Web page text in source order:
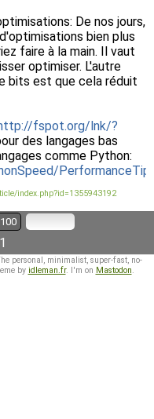
De nos jours,
bien plus
faire à la main. Il vaut
optimiser. L'autre
bits est que cela réduit
fspot.org/lnk/?
des langages bas
comme Python:
index.php?id=1355943192
100
personal, minimalist, super-fast, no-
by idleman.fr. I'm on Mastodon.